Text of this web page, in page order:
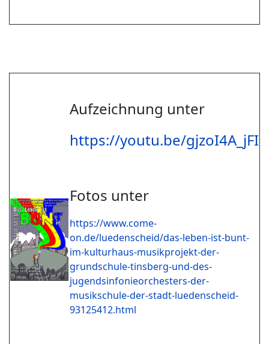
Aufzeichnung unter
https://youtu.be/gjzoI4A_jFI
Fotos unter
https://www.come-
on.de/luedenscheid/das-leben-ist-bunt-
im-kulturhaus-musikprojekt-der-
grundschule-tinsberg-und-des-
jugendsinfonieorchesters-der-
musikschule-der-stadt-luedenscheid-
93125412.html